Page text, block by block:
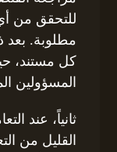
للتحقق من
مطلوبة. بعد
كل مستند،
المسؤولين
ثانياً، عند
القليل من